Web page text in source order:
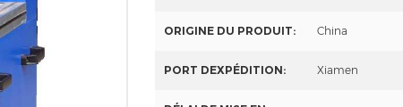
ORIGINE DU PRODUIT: China
PORT DEXPÉDITION: Xiamen